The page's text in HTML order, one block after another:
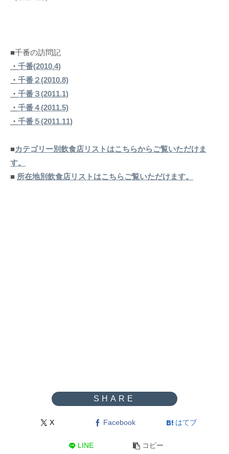
■千番の訪問記
・ 千番(2010.4)
・ 千番２(2010.8)
・ 千番３(2011.1)
・ 千番４(2011.5)
・ 千番５(2011.11)
■カテゴリー別飲食店リストはこちらからご覧いただけま
す。
■ 所在地別飲食店リストはこちらご覧いただけます。
X Facebook はてブ
LINE コピー